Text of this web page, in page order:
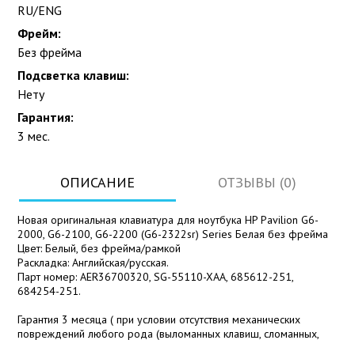
RU/ENG
Фрейм:
Без фрейма
Подсветка клавиш:
Нету
Гарантия:
3 мес.
ОПИСАНИЕ ОТЗЫВЫ (0)
Новая оригинальная клавиатура для ноутбука HP Pavilion G6-
2000, G6-2100, G6-2200 (G6-2322sr) Series Белая без фрейма
Цвет: Белый, без фрейма/рамкой
Раскладка: Английская/русская.
Парт номер: AER36700320, SG-55110-XAA, 685612-251,
684254-251.
Гарантия 3 месяца ( при условии отсутствия механических
повреждений любого рода (выломанных клавиш, сломанных,